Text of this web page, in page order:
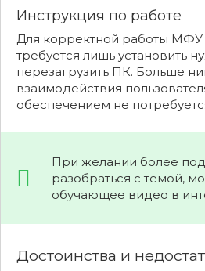
Инструкция по работе
Для корректной работы МФУ
требуется лишь установить
перезагрузить ПК. Больше
взаимодействия
обеспечением не
При желании более
разобраться с темой,
обучающее видео в
Достоинства и